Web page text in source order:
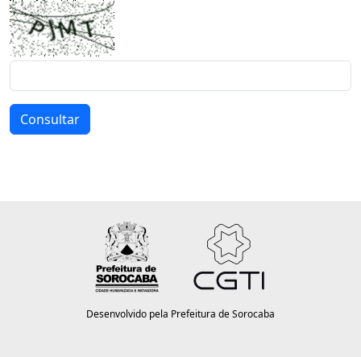
Consultar
Desenvolvido pela Prefeitura de Sorocaba